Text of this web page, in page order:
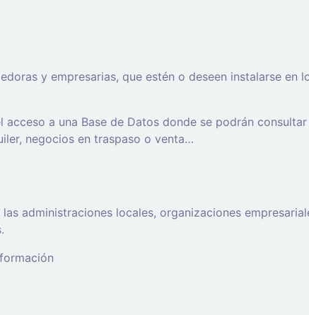
y empresarias, que estén o deseen instalarse
a una Base de Datos donde se podrán
negocios en traspaso o venta…
administraciones locales, organizaciones